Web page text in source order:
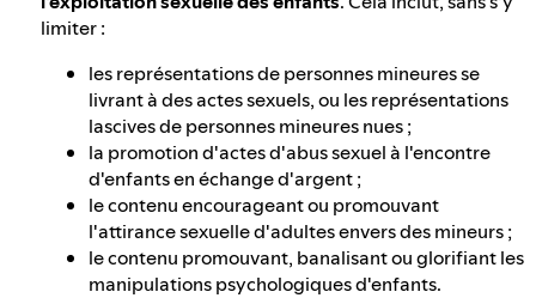
limiter :
les représentations de personnes mineures se
livrant à des actes sexuels, ou les représentations
lascives de personnes mineures nues ;
la promotion d'actes d'abus sexuel à l'encontre
d'enfants en échange d'argent ;
le contenu encourageant ou promouvant
l'attirance sexuelle d'adultes envers des mineurs ;
le contenu promouvant, banalisant ou glorifiant les
manipulations psychologiques d'enfants.